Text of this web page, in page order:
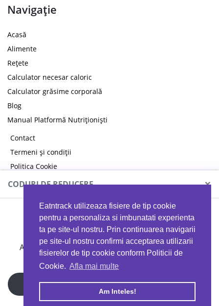
Eatntrack utilizeaza fisiere de tip cookie
pentru a personaliza si imbunatati experienta
ta pe site-ul nostru. Prin continuarea navigarii
pe site-ul nostru confirmi acceptarea utilizarii
fisierelor de tip cookie conform Politicii de
Cookie. Afla mai multe
Am Inteles!
Navigație
Acasă
Alimente
Rețete
Calculator necesar caloric
Calculator grăsime corporală
Blog
Manual Platformă Nutriționiști
Contact
Termeni și condiții
Politica Cookie
Politica de confidențialitate
Copyright © 2026 EAT & TRACK S.R.L
CODURI DE REDUCERE ×
MYPROTEIN
Ai 40%reducere la orice comandă folosind codul
EATTRACK
Profită acum